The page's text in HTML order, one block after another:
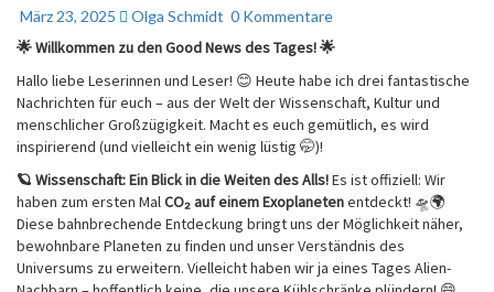
März 23, 2025 Olga Schmidt Kommentare
0 Kommentare
🌟 Willkommen zu den Good News des Tages!🌟
Hallo liebe Leserinnen und Leser! 😊 Heute habe ich drei fantastische
Nachrichten für euch – aus der Welt der Wissenschaft, Kultur und
menschlicher Großzügigkeit. Macht es euch gemütlich, es wird
inspirierend (und vielleicht ein wenig lüstig 🤭)!
🪐 Wissenschaft: Ein Blick in die Weiten des Alls!Es ist offiziell: Wir
haben zum ersten MalCO₂ auf einem Exoplanetenentdeckt! 🛸🌍
Diese bahnbrechende Entdeckung bringt uns der Möglichkeit näher,
bewohnbare Planeten zu finden und unser Verständnis des
Universums zu erweitern. Vielleicht haben wir ja eines Tages Alien-